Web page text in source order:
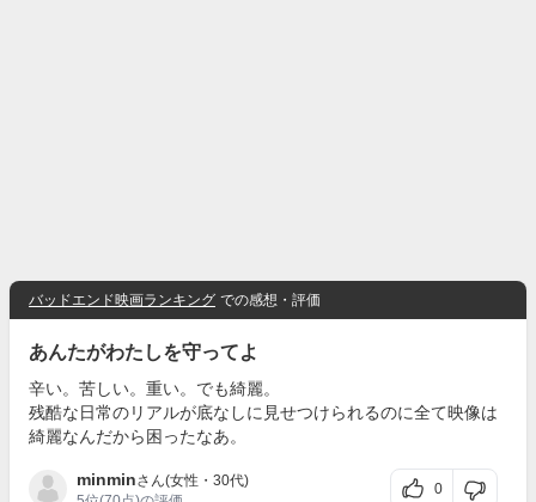
バッドエンド映画ランキング での感想・評価
あんたがわたしを守ってよ
辛い。苦しい。重い。でも綺麗。
残酷な日常のリアルが底なしに見せつけられるのに全て映像は
綺麗なんだから困ったなあ。
minminさん(女性・30代)
0